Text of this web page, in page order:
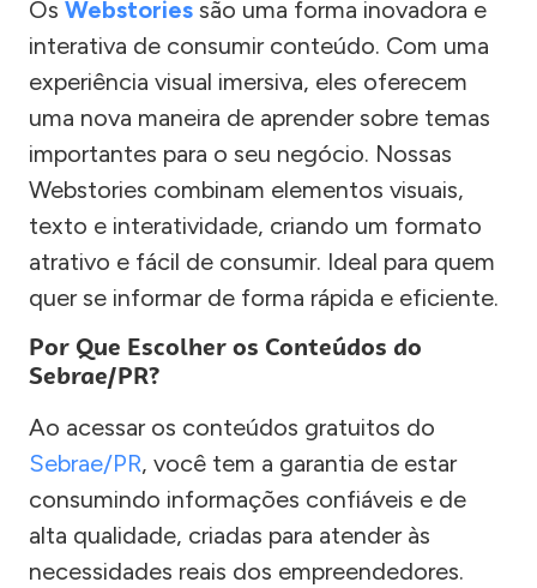
Os Webstories são uma forma inovadora e
interativa de consumir conteúdo. Com uma
experiência visual imersiva, eles oferecem
uma nova maneira de aprender sobre temas
importantes para o seu negócio. Nossas
Webstories combinam elementos visuais,
texto e interatividade, criando um formato
atrativo e fácil de consumir. Ideal para quem
quer se informar de forma rápida e eficiente.
Por Que Escolher os Conteúdos do
Sebrae/PR?
Ao acessar os conteúdos gratuitos do
Sebrae/PR, você tem a garantia de estar
consumindo informações confiáveis e de
alta qualidade, criadas para atender às
necessidades reais dos empreendedores.